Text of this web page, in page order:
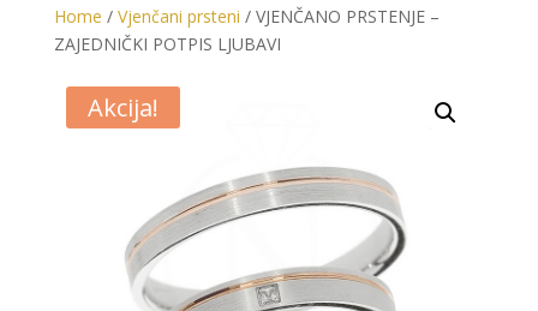
Home / Vjenčani prsteni / VJENČANO PRSTENJE –
ZAJEDNIČKI POTPIS LJUBAVI
Akcija!